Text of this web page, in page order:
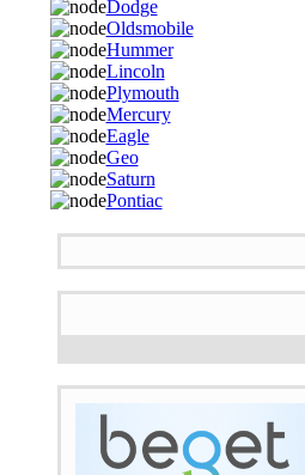
Dodge
Oldsmobile
Hummer
Lincoln
Plymouth
Mercury
Eagle
Geo
Saturn
Pontiac